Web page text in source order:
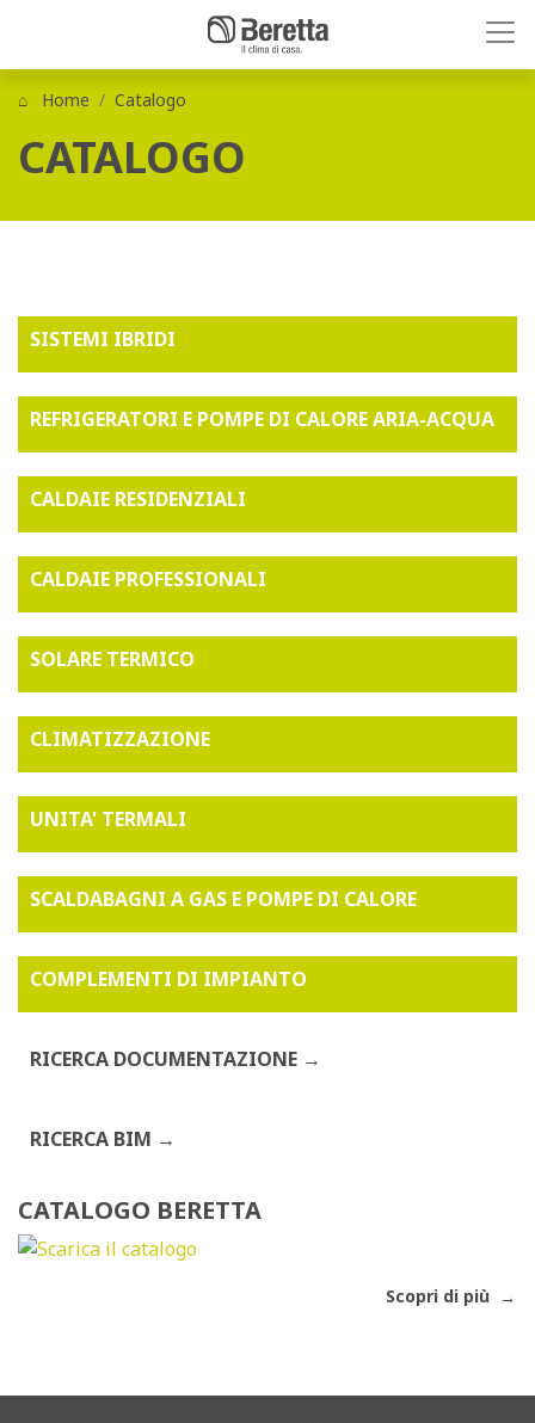
Home Catalogo
CATALOGO
SISTEMI IBRIDI
REFRIGERATORI E POMPE DI CALORE ARIA-ACQUA
CALDAIE RESIDENZIALI
CALDAIE PROFESSIONALI
SOLARE TERMICO
CLIMATIZZAZIONE
UNITA' TERMALI
SCALDABAGNI A GAS E POMPE DI CALORE
COMPLEMENTI DI IMPIANTO
RICERCA DOCUMENTAZIONE
RICERCA BIM
CATALOGO BERETTA
Scopri di più